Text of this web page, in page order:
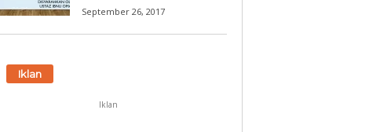
September 26, 2017
Iklan
Iklan